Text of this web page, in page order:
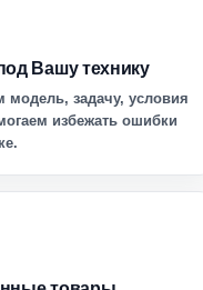
Вашу технику
модель, задачу, условия
избежать ошибки